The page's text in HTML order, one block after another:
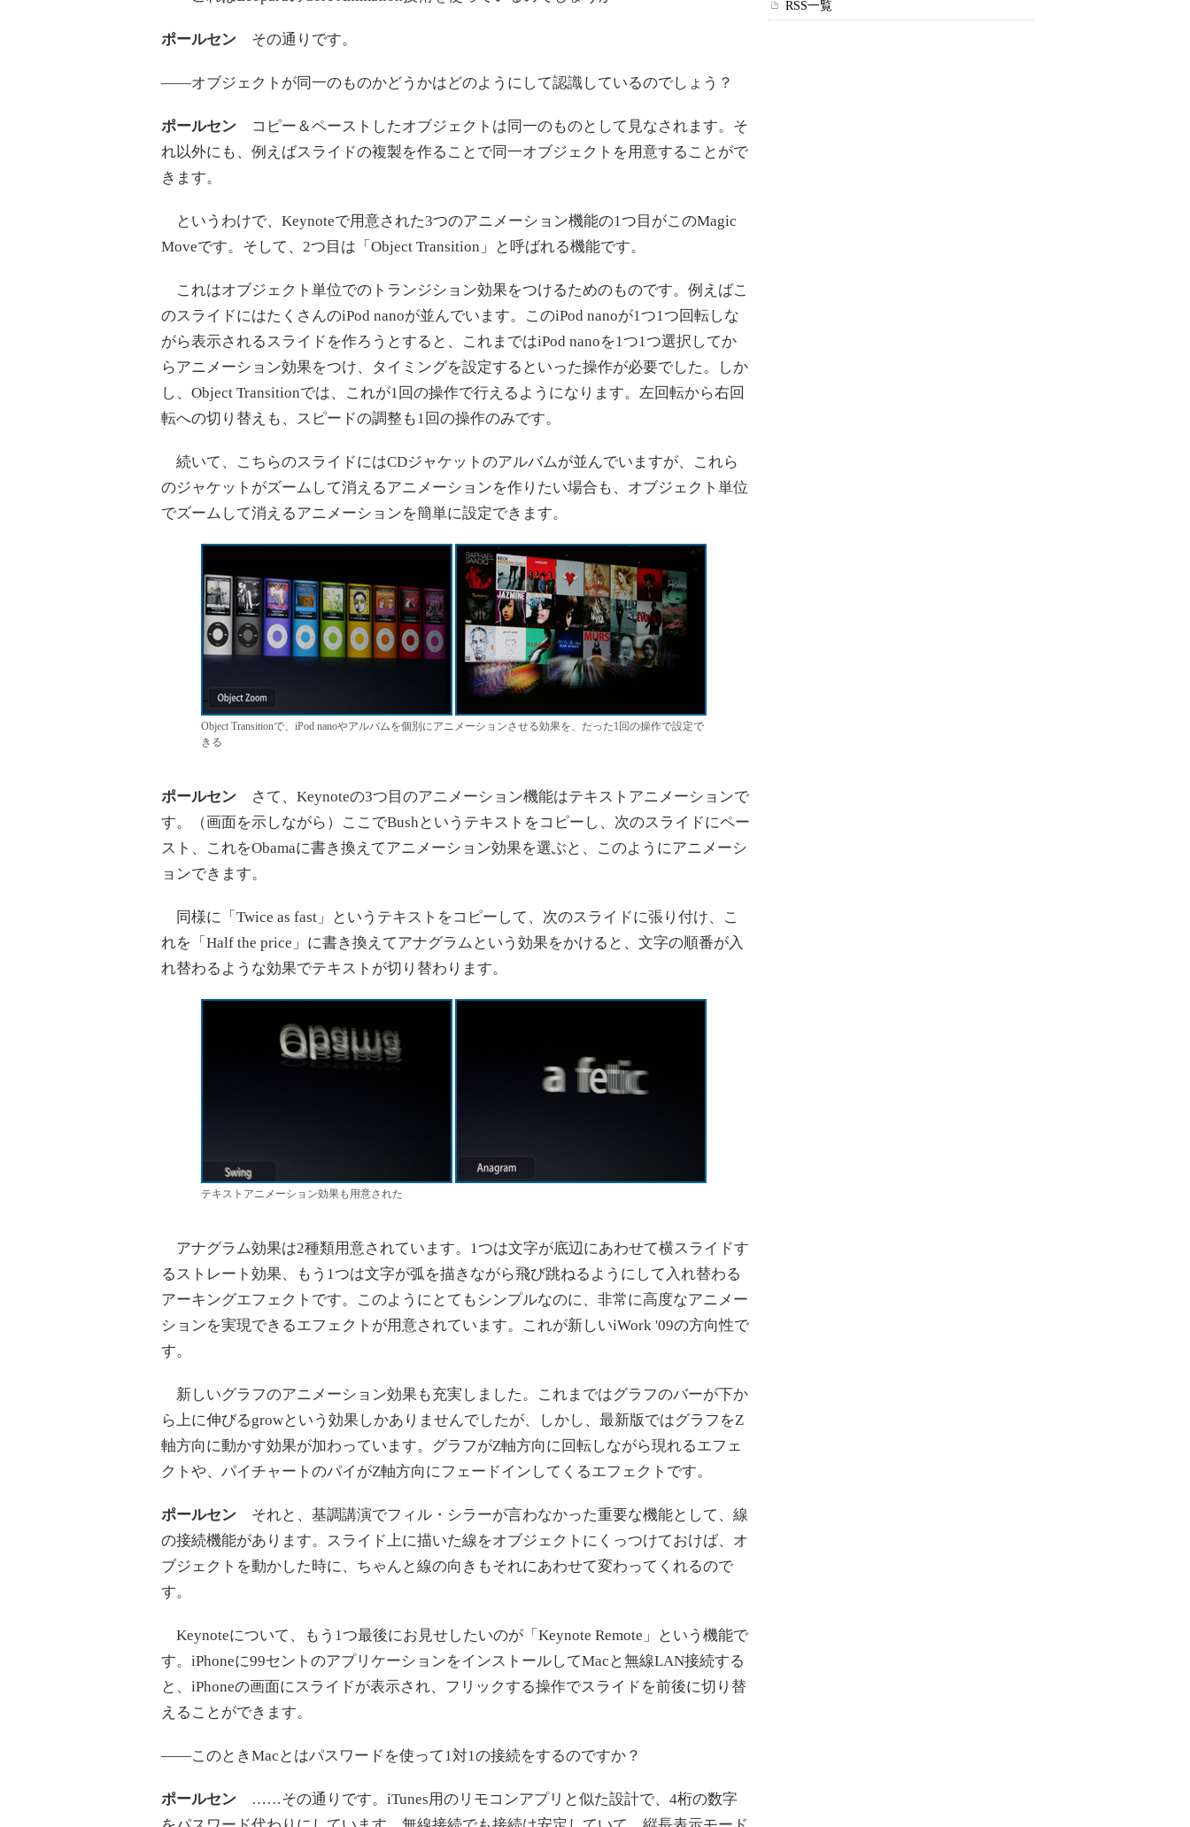
ポールセン その通りです。
――オブジェクトが同一のものかどうかはどのようにして認識しているのでしょう？
ポールセン コピー＆ペーストしたオブジェクトは同一のものとして見なされます。そ
れ以外にも、例えばスライドの複製を作ることで同一オブジェクトを用意することがで
きます。
というわけで、Keynoteで用意された3つのアニメーション機能の1つ目がこのMagic
Moveです。そして、2つ目は「Object Transition」と呼ばれる機能です。
これはオブジェクト単位でのトランジション効果をつけるためのものです。例えばこ
のスライドにはたくさんのiPod nanoが並んでいます。このiPod nanoが1つ1つ回転しな
がら表示されるスライドを作ろうとすると、これまではiPod nanoを1つ1つ選択してか
らアニメーション効果をつけ、タイミングを設定するといった操作が必要でした。しか
し、Object Transitionでは、これが1回の操作で行えるようになります。左回転から右回
転への切り替えも、スピードの調整も1回の操作のみです。
続いて、こちらのスライドにはCDジャケットのアルバムが並んでいますが、これら
のジャケットがズームして消えるアニメーションを作りたい場合も、オブジェクト単位
でズームして消えるアニメーションを簡単に設定できます。
Object Transitionで、iPod nanoやアルバムを個別にアニメーションさせる効果を、たった1回の操作で設定で
きる
ポールセン さて、Keynoteの3つ目のアニメーション機能はテキストアニメーションで
す。（画面を示しながら）ここでBushというテキストをコピーし、次のスライドにペー
スト、これをObamaに書き換えてアニメーション効果を選ぶと、このようにアニメーシ
ョンできます。
同様に「Twice as fast」というテキストをコピーして、次のスライドに張り付け、こ
れを「Half the price」に書き換えてアナグラムという効果をかけると、文字の順番が入
れ替わるような効果でテキストが切り替わります。
テキストアニメーション効果も用意された
アナグラム効果は2種類用意されています。1つは文字が底辺にあわせて横スライドす
るストレート効果、もう1つは文字が弧を描きながら飛び跳ねるようにして入れ替わる
アーキングエフェクトです。このようにとてもシンプルなのに、非常に高度なアニメー
ションを実現できるエフェクトが用意されています。これが新しいiWork '09の方向性で
す。
新しいグラフのアニメーション効果も充実しました。これまではグラフのバーが下か
ら上に伸びるgrowという効果しかありませんでしたが、しかし、最新版ではグラフをZ
軸方向に動かす効果が加わっています。グラフがZ軸方向に回転しながら現れるエフェ
クトや、パイチャートのパイがZ軸方向にフェードインしてくるエフェクトです。
ポールセン それと、基調講演でフィル・シラーが言わなかった重要な機能として、線
の接続機能があります。スライド上に描いた線をオブジェクトにくっつけておけば、オ
ブジェクトを動かした時に、ちゃんと線の向きもそれにあわせて変わってくれるので
す。
Keynoteについて、もう1つ最後にお見せしたいのが「Keynote Remote」という機能で
す。iPhoneに99セントのアプリケーションをインストールしてMacと無線LAN接続する
と、iPhoneの画面にスライドが表示され、フリックする操作でスライドを前後に切り替
えることができます。
――このときMacとはパスワードを使って1対1の接続をするのですか？
ポールセン ……その通りです。iTunes用のリモコンアプリと似た設計で、4桁の数字
RSS一覧